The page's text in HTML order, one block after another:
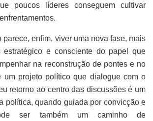
poucos líderes conseguem cultivar
parece, enfim, viver uma nova fase, mais
estratégico e consciente do papel que
na reconstrução de pontes e no
um projeto político que dialogue com o
retorno ao centro das discussões é um
política, quando guiada por convicção e
ser também um caminho de